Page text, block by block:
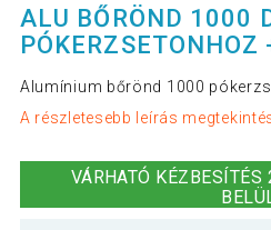
ALU BŐRÖND 1000
PÓKERZSETONHOZ
Alumínium bőrönd 1000
A részletesebb leírás
VÁRHATÓ